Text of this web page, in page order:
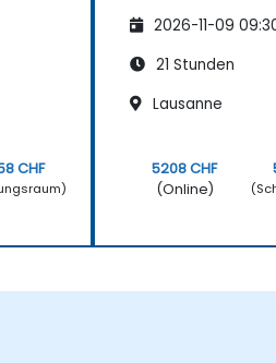
CHF
2026-11-09
21 Stunden
Lausanne
5208 CHF
(Online)